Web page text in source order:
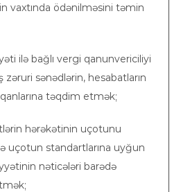
vaxtında ödənilməsini təmin
ilə bağlı vergi qanunvericiliyi
sənədlərin, hesabatların
təqdim etmək;
hərəkətinin uçotunu
uçotun standartlarına uyğun
nəticələri barədə